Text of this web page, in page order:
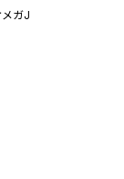
メガJ